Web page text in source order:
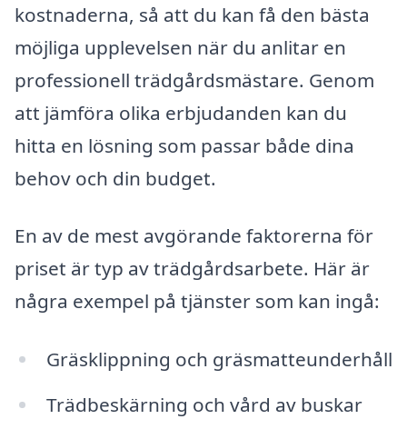
kostnaderna, så att du kan få den bästa
möjliga upplevelsen när du anlitar en
professionell trädgårdsmästare. Genom
att jämföra olika erbjudanden kan du
hitta en lösning som passar både dina
behov och din budget.
En av de mest avgörande faktorerna för
priset är typ av trädgårdsarbete. Här är
några exempel på tjänster som kan ingå:
Gräsklippning och gräsmatteunderhåll
Trädbeskärning och vård av buskar